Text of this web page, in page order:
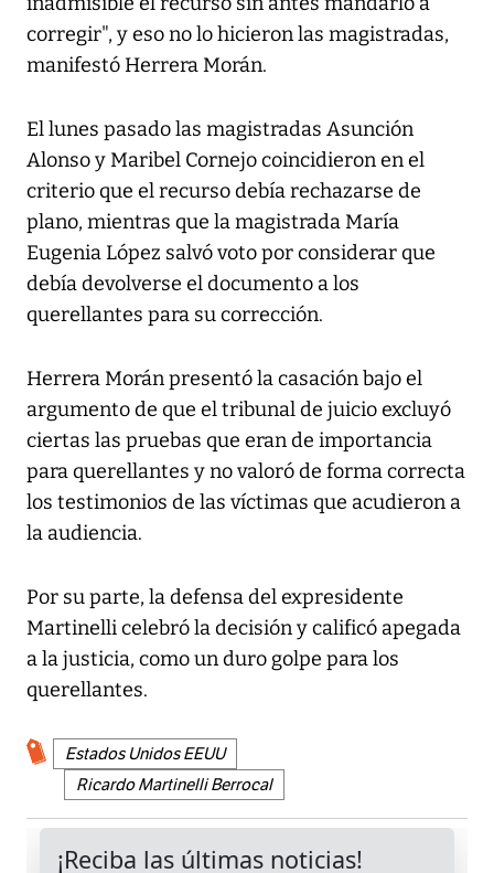
corregir", y eso no lo hicieron las magistradas,
manifestó Herrera Morán.
El lunes pasado las magistradas Asunción
Alonso y Maribel Cornejo coincidieron en el
criterio que el recurso debía rechazarse de
plano, mientras que la magistrada María
Eugenia López salvó voto por considerar que
debía devolverse el documento a los
querellantes para su corrección.
Herrera Morán presentó la casación bajo el
argumento de que el tribunal de juicio excluyó
ciertas las pruebas que eran de importancia
para querellantes y no valoró de forma correcta
los testimonios de las víctimas que acudieron a
la audiencia.
Por su parte, la defensa del expresidente
Martinelli celebró la decisión y calificó apegada
a la justicia, como un duro golpe para los
querellantes.
Estados Unidos EEUU
Ricardo Martinelli Berrocal